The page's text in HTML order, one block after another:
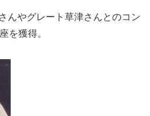
んやグレート草津さんとのコン
を獲得。